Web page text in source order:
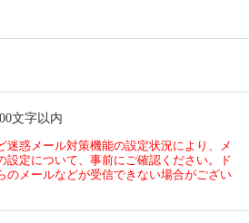
文字以内
惑メール対策機能の設定状況により、メ
定について、事前にご確認ください。ド
のメールなどが受信できない場合がござい